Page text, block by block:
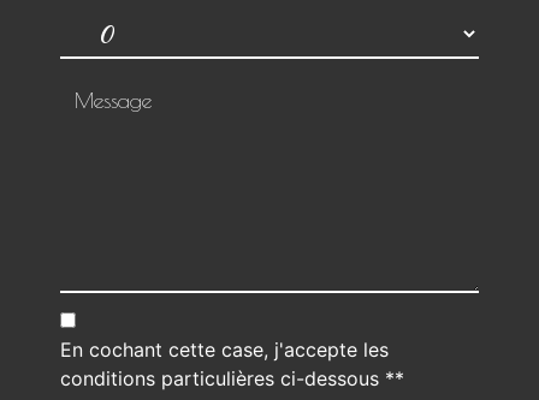
En cochant cette case, j'accepte les
conditions particulières ci-dessous **